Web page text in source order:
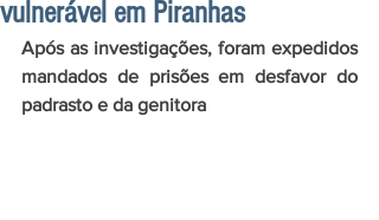
vulnerável em Piranhas
Após as investigações, foram expedidos
mandados de prisões em desfavor do
padrasto e da genitora